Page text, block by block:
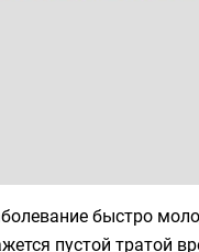
быстро
пустой тратой